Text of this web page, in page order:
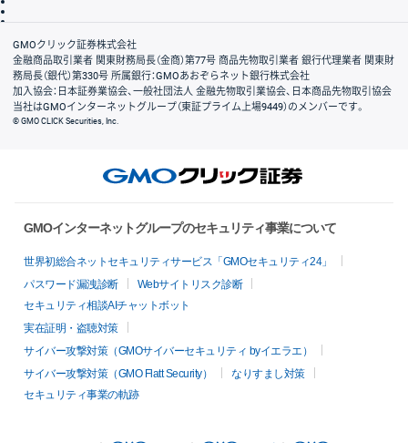
会社案内
GMOクリック証券株式会社
金融商品取引業者 関東財務局長（金商）第77号 商品先物取引業者 銀行代理業者 関東財
務局長（銀代）第330号 所属銀行：GMOあおぞらネット銀行株式会社
加入協会：日本証券業協会、一般社団法人 金融先物取引業協会、日本商品先物取引協会
当社はGMOインターネットグループ（東証プライム上場9449）のメンバーです。
© GMO CLICK Securities, Inc.
GMOインターネットグループのセキュリティ事業について
世界初総合ネットセキュリティサービス「GMOセキュリティ24」
パスワード漏洩診断
Webサイトリスク診断
セキュリティ相談AIチャットボット
実在証明・盗聴対策
サイバー攻撃対策（GMOサイバーセキュリティ byイエラエ）
サイバー攻撃対策（GMO Flatt Security）
なりすまし対策
セキュリティ事業の軌跡